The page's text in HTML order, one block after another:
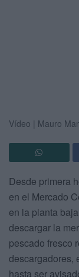
Vídeo | Mauro
Desde primera
en el Mercado
en la planta
descargar la
pescado fresco
descargadores,
hasta ser